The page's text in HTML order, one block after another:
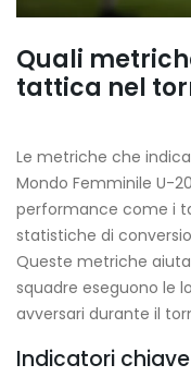
Quali
tattica nel
Le metriche che
Mondo Femminile U-
performance come i
statistiche di
Queste metriche
squadre eseguono le
avversari durante il
Indicatori